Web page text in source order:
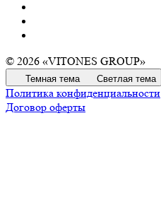
© 2026 «VITONES GROUP»
Темная тема Светлая тема
Политика конфиденциальности
Договор оферты